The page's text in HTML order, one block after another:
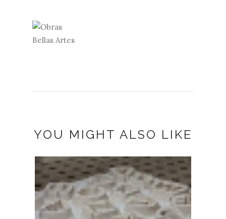
YOU MIGHT ALSO LIKE